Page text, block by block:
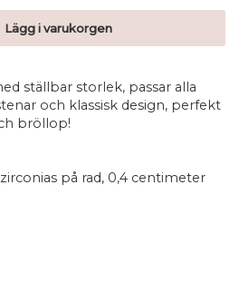
Lägg i varukorgen
ställbar storlek, passar alla
och klassisk design, perfekt
bröllop!
på rad, 0,4 centimeter